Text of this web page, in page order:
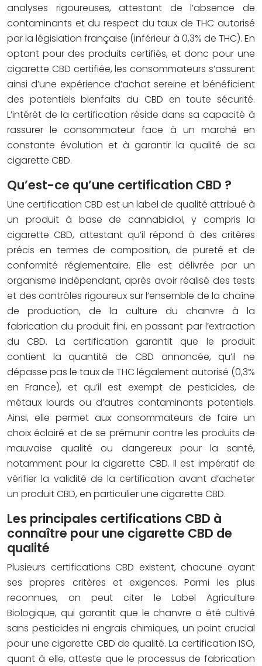
analyses rigoureuses, attestant de l’absence de
contaminants et du respect du taux de THC autorisé
par la législation française (inférieur à 0,3% de THC). En
optant pour des produits certifiés, et donc pour une
cigarette CBD certifiée, les consommateurs s’assurent
ainsi d’une expérience d’achat sereine et bénéficient
des potentiels bienfaits du CBD en toute sécurité.
L’intérêt de la certification réside dans sa capacité à
rassurer le consommateur face à un marché en
constante évolution et à garantir la qualité de sa
cigarette CBD.
Qu’est-ce qu’une certification CBD ?
Une certification CBD est un label de qualité attribué à
un produit à base de cannabidiol, y compris la
cigarette CBD, attestant qu’il répond à des critères
précis en termes de composition, de pureté et de
conformité réglementaire. Elle est délivrée par un
organisme indépendant, après avoir réalisé des tests
et des contrôles rigoureux sur l’ensemble de la chaîne
de production, de la culture du chanvre à la
fabrication du produit fini, en passant par l’extraction
du CBD. La certification garantit que le produit
contient la quantité de CBD annoncée, qu’il ne
dépasse pas le taux de THC légalement autorisé (0,3%
en France), et qu’il est exempt de pesticides, de
métaux lourds ou d’autres contaminants potentiels.
Ainsi, elle permet aux consommateurs de faire un
choix éclairé et de se prémunir contre les produits de
mauvaise qualité ou dangereux pour la santé,
notamment pour la cigarette CBD. Il est impératif de
vérifier la validité de la certification avant d’acheter
un produit CBD, en particulier une cigarette CBD.
Les principales certifications CBD à
connaître pour une cigarette CBD de
qualité
Plusieurs certifications CBD existent, chacune ayant
ses propres critères et exigences. Parmi les plus
reconnues, on peut citer le Label Agriculture
Biologique, qui garantit que le chanvre a été cultivé
sans pesticides ni engrais chimiques, un point crucial
pour une cigarette CBD de qualité. La certification ISO,
quant à elle, atteste que le processus de fabrication